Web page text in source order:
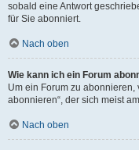
sobald eine Antwort
für Sie abonniert.
Nach oben
Wie kann ich ein Forum
Um ein Forum zu abonnieren,
abonnieren“, der sich meist
Nach oben